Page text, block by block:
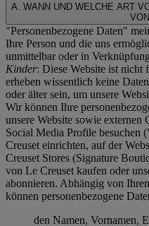
A. WANN UND WELCHE ART
"Personenbezogene Daten"
Ihre Person und die uns
unmittelbar oder in
Kinder: Diese Website ist
erheben wissentlich keine
oder älter sein, um unsere
Wir können Ihre
unsere Website sowie externen
Social Media Profile besuchen
Creuset einrichten, auf der
Creuset Stores (Signature
von Le Creuset kaufen oder
abonnieren. Abhängig von
können personenbezogene
den Namen, Vornamen,